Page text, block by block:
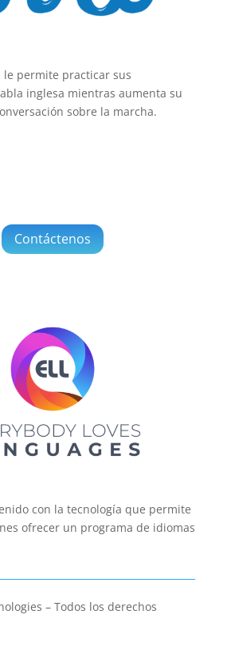
le permite practicar sus
inglesa mientras aumenta su
sobre la marcha.
Contáctenos
con la tecnología que permite
ofrecer un programa de idiomas
– Todos los derechos